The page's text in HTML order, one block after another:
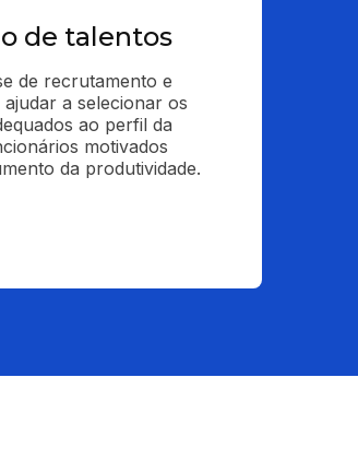
de talentos
de recrutamento e
a selecionar os
ao perfil da
motivados
da produtividade.